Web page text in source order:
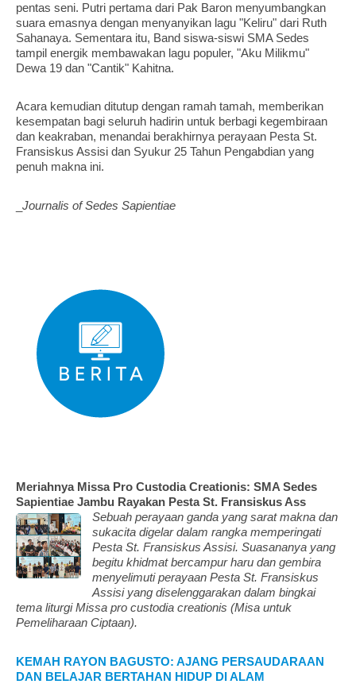
pentas seni. Putri pertama dari Pak Baron menyumbangkan
suara emasnya dengan menyanyikan lagu "Keliru" dari Ruth
Sahanaya. Sementara itu, Band siswa-siswi SMA Sedes
tampil energik membawakan lagu populer, "Aku Milikmu"
Dewa 19 dan "Cantik" Kahitna.
Acara kemudian ditutup dengan ramah tamah, memberikan
kesempatan bagi seluruh hadirin untuk berbagi kegembiraan
dan keakraban, menandai berakhirnya perayaan Pesta St.
Fransiskus Assisi dan Syukur 25 Tahun Pengabdian yang
penuh makna ini.
Journalis of Sedes Sapientiae
Meriahnya Missa Pro Custodia Creationis: SMA Sedes
Sapientiae Jambu Rayakan Pesta St. Fransiskus Ass
Sebuah perayaan ganda yang sarat makna dan
sukacita digelar dalam rangka memperingati
Pesta St. Fransiskus Assisi. Suasananya yang
begitu khidmat bercampur haru dan gembira
menyelimuti perayaan Pesta St. Fransiskus
Assisi yang diselenggarakan dalam bingkai
tema liturgi Missa pro custodia creationis (Misa untuk
Pemeliharaan Ciptaan).
KEMAH RAYON BAGUSTO: AJANG PERSAUDARAAN
DAN BELAJAR BERTAHAN HIDUP DI ALAM